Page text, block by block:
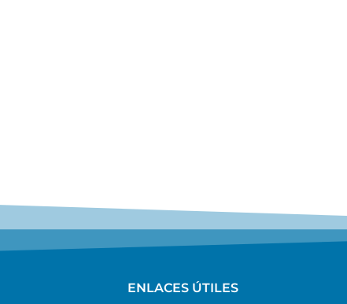
ENLACES ÚTILES